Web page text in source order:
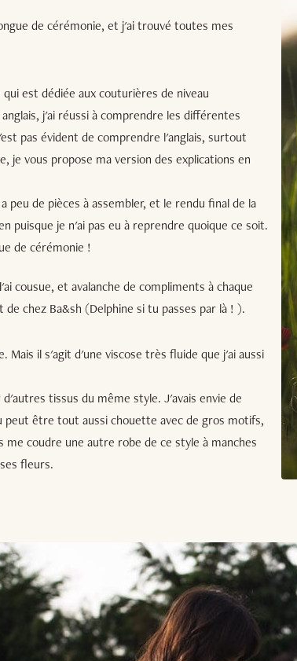
de cérémonie, et j'ai trouvé toutes mes
qui est dédiée aux couturières de niveau
j'ai réussi à comprendre les différentes
pas évident de comprendre l'anglais, surtout
je vous propose ma version des explications en
peu de pièces à assembler, et le rendu final de la
puisque je n'ai pas eu à reprendre quoique ce soit.
de cérémonie !
cousue, et avalanche de compliments à chaque
chez Ba&sh (Delphine si tu passes par là ! ).
Mais il s'agit d'une viscose très fluide que j'ai aussi
tissus du même style. J'avais envie de
être tout aussi chouette avec de gros motifs,
me coudre une autre robe de ce style à manches
fleurs.